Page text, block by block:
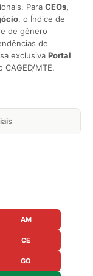
Para CEOs,
, o Índice de
de gênero
de
exclusiva Portal
MTE.
AM
CE
GO